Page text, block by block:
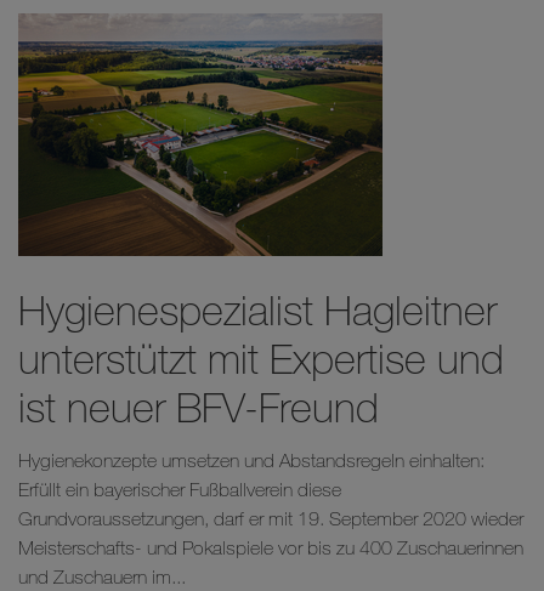
Hygienespezialist Hagleitner
unterstützt mit Expertise und
ist neuer BFV-Freund
Hygienekonzepte umsetzen und Abstandsregeln einhalten:
Erfüllt ein bayerischer Fußballverein diese
Grundvoraussetzungen, darf er mit 19. September 2020 wieder
Meisterschafts- und Pokalspiele vor bis zu 400 Zuschauerinnen
und Zuschauern im...